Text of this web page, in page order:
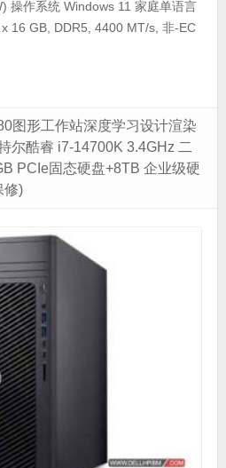
操作系统 Windows 11 家庭单语言
16 GB, DDR5, 4400 MT/s, 非-EC
图形工作站深度学习设计渲染
尔酷睿 i7-14700K 3.4GHz 二
PCIe固态硬盘+8TB 企业级硬
修)